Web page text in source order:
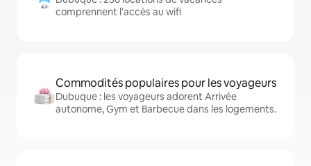
comprennent l'accès au wifi
Commodités populaires pour les voyageurs
Dubuque : les voyageurs adorent Arrivée
autonome, Gym et Barbecue dans les logements.